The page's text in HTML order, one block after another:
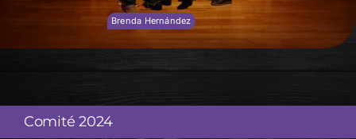
Brenda Hernández
Comité 2024